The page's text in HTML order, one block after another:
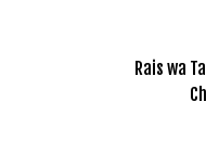
Rais wa